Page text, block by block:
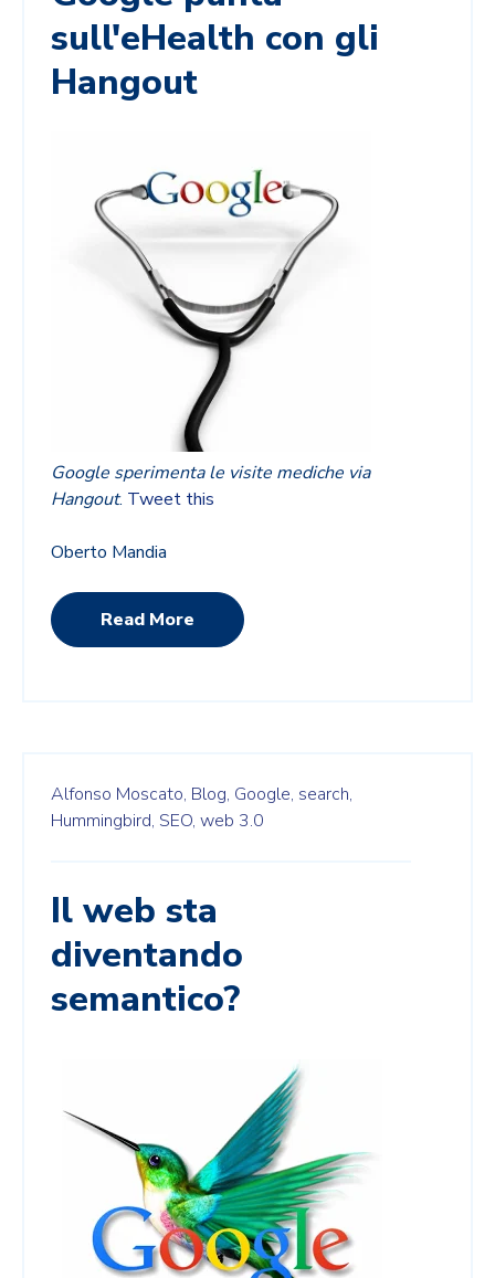
sull'eHealth con gli
Hangout
Google sperimenta le visite mediche via
Hangout. Tweet this
Oberto Mandia
Read More
Alfonso Moscato, Blog, Google, search,
Hummingbird, SEO, web 3.0
Il web sta
diventando
semantico?